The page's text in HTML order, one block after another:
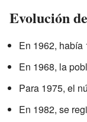
Evolución
En 1962, había
En 1968, la
Para 1975, el
En 1982, se